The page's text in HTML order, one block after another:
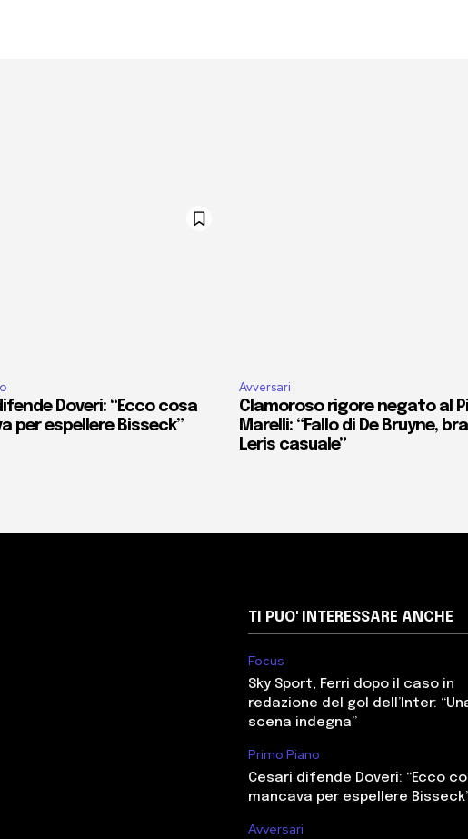
Doveri: “Ecco cosa
per espellere Bisseck”
Avversari
Clamoroso rigore negato al
Marelli: “Fallo di De Bruyne,
Leris casuale”
TI PUO' INTERESSARE ANCHE
Focus
Sky Sport, Ferri dopo il caso in
redazione del gol dell’Inter:
scena indegna”
Primo Piano
Cesari difende Doveri: “Ecco
mancava per espellere
Avversari